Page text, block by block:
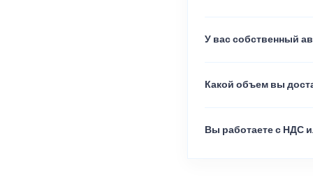
У вас собственный
Какой объем вы
Вы работаете с НДС